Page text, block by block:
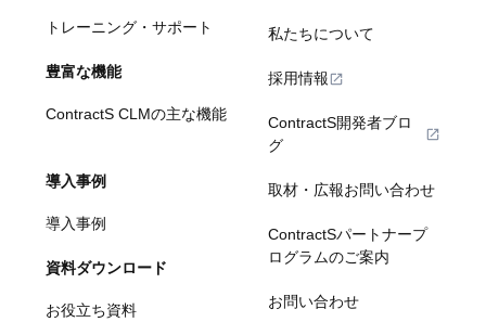
トレーニング・サポート
豊富な機能
ContractS CLMの主な機能
導入事例
導入事例
資料ダウンロード
お役立ち資料
私たちについて
採用情報
ContractS開発者ブロ
グ
取材・広報お問い合わせ
ContractSパートナープ
ログラムのご案内
お問い合わせ